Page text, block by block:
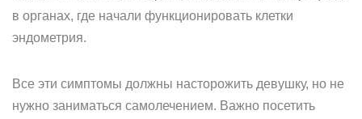
в органах, где начали функционировать клетки
эндометрия.
Все эти симптомы должны насторожить девушку, но не
нужно заниматься самолечением. Важно посетить